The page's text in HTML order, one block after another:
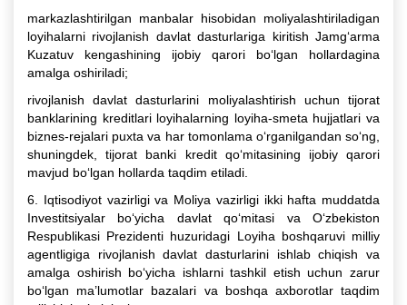
markazlashtirilgan manbalar hisobidan moliyalashtiriladigan
loyihalarni rivojlanish davlat dasturlariga kiritish Jamg‘arma
Kuzatuv kengashining ijobiy qarori bo‘lgan hollardagina
amalga oshiriladi;
rivojlanish davlat dasturlarini moliyalashtirish uchun tijorat
banklarining kreditlari loyihalarning loyiha-smeta hujjatlari va
biznes-rejalari puxta va har tomonlama o‘rganilgandan so‘ng,
shuningdek, tijorat banki kredit qo‘mitasining ijobiy qarori
mavjud bo‘lgan hollarda taqdim etiladi.
6. Iqtisodiyot vazirligi va Moliya vazirligi ikki hafta muddatda
Investitsiyalar bo‘yicha davlat qo‘mitasi va O‘zbekiston
Respublikasi Prezidenti huzuridagi Loyiha boshqaruvi milliy
agentligiga rivojlanish davlat dasturlarini ishlab chiqish va
amalga oshirish bo‘yicha ishlarni tashkil etish uchun zarur
bo‘lgan ma’lumotlar bazalari va boshqa axborotlar taqdim